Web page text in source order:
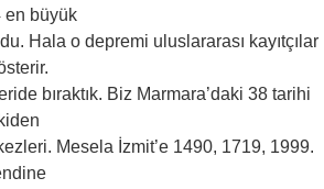
en büyük
Hala o depremi uluslararası kayıtçılar
bıraktık. Biz Marmara’daki 38 tarihi
Mesela İzmit’e 1490, 1719, 1999.